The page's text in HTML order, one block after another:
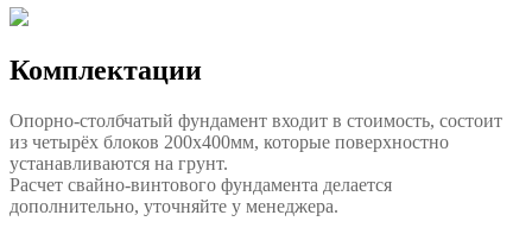
Комплектации
Опорно-столбчатый фундамент входит в стоимость, состоит
из четырёх блоков 200x400мм, которые поверхностно
устанавливаются на грунт.
Расчет свайно-винтового фундамента делается
дополнительно, уточняйте у менеджера.